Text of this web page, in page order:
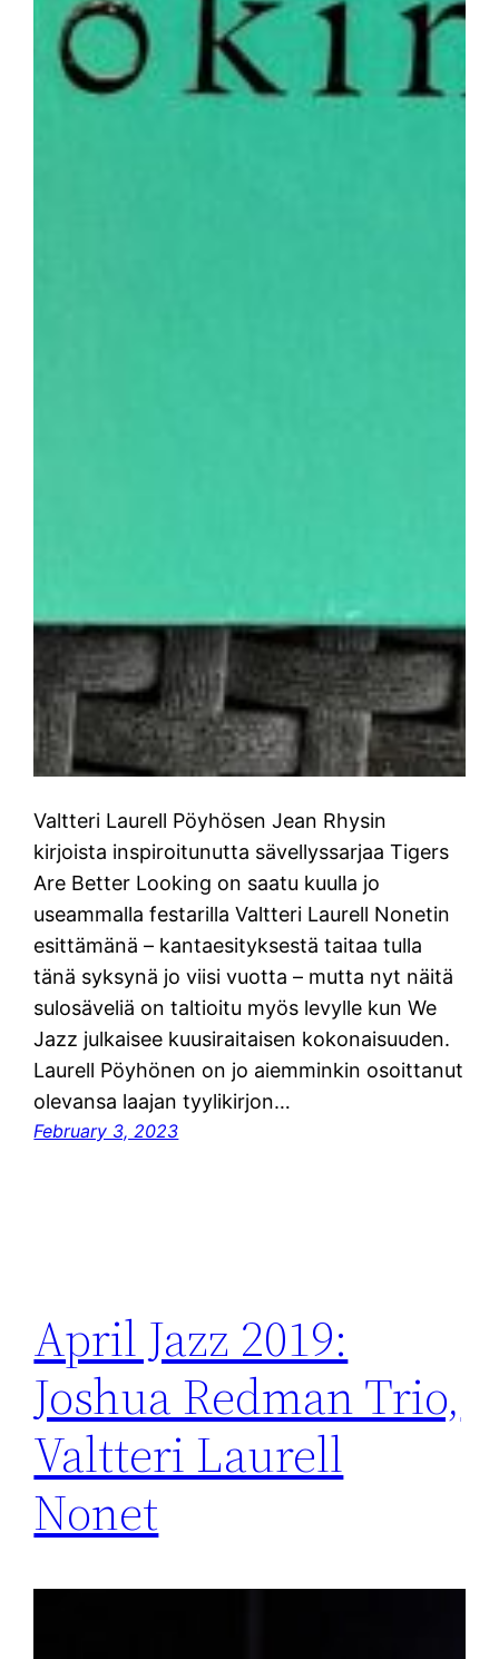
Valtteri Laurell Pöyhösen Jean Rhysin
kirjoista inspiroitunutta sävellyssarjaa Tigers
Are Better Looking on saatu kuulla jo
useammalla festarilla Valtteri Laurell Nonetin
esittämänä – kantaesityksestä taitaa tulla
tänä syksynä jo viisi vuotta – mutta nyt näitä
sulosäveliä on taltioitu myös levylle kun We
Jazz julkaisee kuusiraitaisen kokonaisuuden.
Laurell Pöyhönen on jo aiemminkin osoittanut
olevansa laajan tyylikirjon…
February 3, 2023
April Jazz 2019:
Joshua Redman Trio,
Valtteri Laurell
Nonet